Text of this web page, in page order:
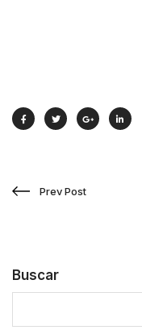
Prev Post
Buscar